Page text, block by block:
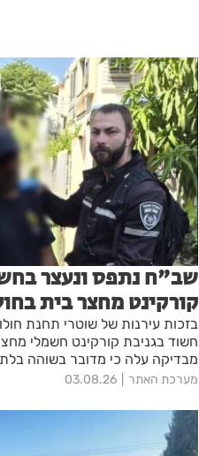
שב"ח נתפס ונעצר
קורקינט מחצר בית
בזכות עירנות של שוטרי תחנת
חשוד בגניבת קורקינט חשמלי
מבדיקה עלה כי מדובר בשוהה
להאריך את מעצרו בבית המשפט
מערכת האתר 03.08.26